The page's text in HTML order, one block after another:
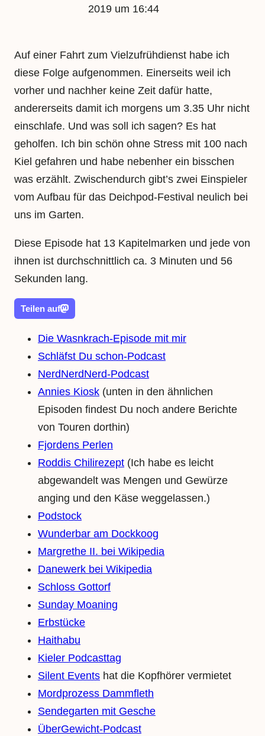
2019 um 16:44
Auf einer Fahrt zum Vielzufrühdienst habe ich
diese Folge aufgenommen. Einerseits weil ich
vorher und nachher keine Zeit dafür hatte,
andererseits damit ich morgens um 3.35 Uhr nicht
einschlafe. Und was soll ich sagen? Es hat
geholfen. Ich bin schön ohne Stress mit 100 nach
Kiel gefahren und habe nebenher ein bisschen
was erzählt. Zwischendurch gibt’s zwei Einspieler
vom Aufbau für das Deichpod-Festival neulich bei
uns im Garten.
Diese Episode hat 13 Kapitelmarken und jede von
ihnen ist durchschnittlich ca. 3 Minuten und 56
Sekunden lang.
Teilen auf
Die Wasnkrach-Episode mit mir
Schläfst Du schon-Podcast
NerdNerdNerd-Podcast
Annies Kiosk (unten in den ähnlichen
Episoden findest Du noch andere Berichte
von Touren dorthin)
Fjordens Perlen
Roddis Chilirezept (Ich habe es leicht
abgewandelt was Mengen und Gewürze
anging und den Käse weggelassen.)
Podstock
Wunderbar am Dockkoog
Margrethe II. bei Wikipedia
Danewerk bei Wikipedia
Schloss Gottorf
Sunday Moaning
Erbstücke
Haithabu
Kieler Podcasttag
Silent Events hat die Kopfhörer vermietet
Mordprozess Dammfleth
Sendegarten mit Gesche
ÜberGewicht-Podcast